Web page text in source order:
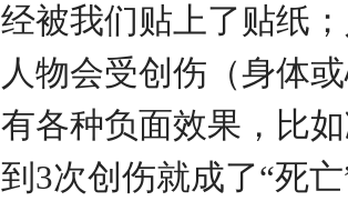
经被我们贴上了贴纸
人物会受创伤（身体
有各种负面效果，比
到3次创伤就成了“死